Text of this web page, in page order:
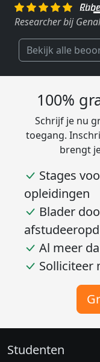
Researcher bij
Bekijk alle
100%
Schrijf je nu
toegang.
brengt
Stages
opleidingen
Blader
Al meer
Solliciteer
Studenten